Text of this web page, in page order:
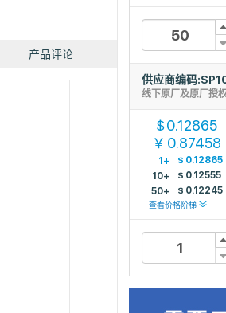
产品评论
供应商编码
线下原厂及原厂授
$0.12865
￥ 0.87458
查看价格阶梯
1+ $ 0.12865
10+
$ 0.12555
50+
$ 0.12245